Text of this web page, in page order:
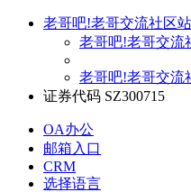
老哥吧!老哥交流社区
老哥吧!老哥交流
老哥吧!老哥交流
证券代码 SZ300715
OA办公
邮箱入口
CRM
选择语言